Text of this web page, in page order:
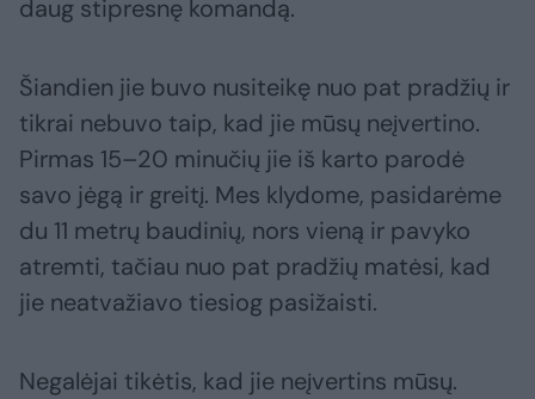
daug stipresnę komandą.
Šiandien jie buvo nusiteikę nuo pat pradžių ir
tikrai nebuvo taip, kad jie mūsų neįvertino.
Pirmas 15–20 minučių jie iš karto parodė
savo jėgą ir greitį. Mes klydome, pasidarėme
du 11 metrų baudinių, nors vieną ir pavyko
atremti, tačiau nuo pat pradžių matėsi, kad
jie neatvažiavo tiesiog pasižaisti.
Negalėjai tikėtis, kad jie neįvertins mūsų.